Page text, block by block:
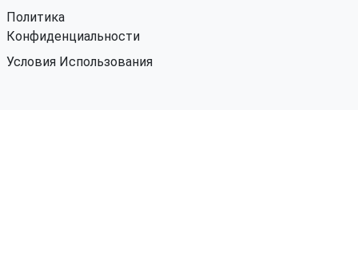
Политика
Конфиденциальности
Условия Использования